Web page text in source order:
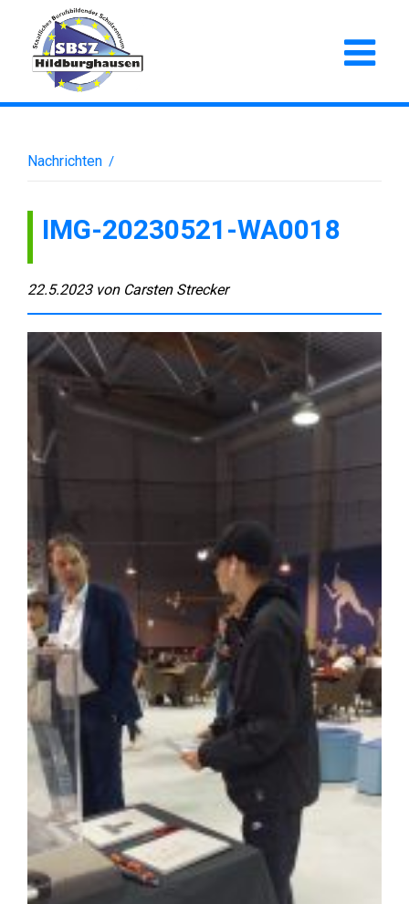
Nachrichten /
IMG-20230521-WA0018
22.5.2023 von Carsten Strecker